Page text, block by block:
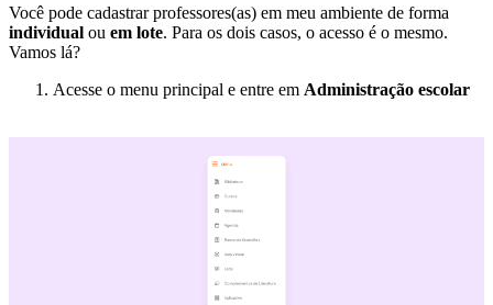
Você pode cadastrar professores(as) em meu ambiente de forma
individual ou em lote. Para os dois casos, o acesso é o mesmo.
Vamos lá?
Acesse o menu principal e entre em Administração escolar